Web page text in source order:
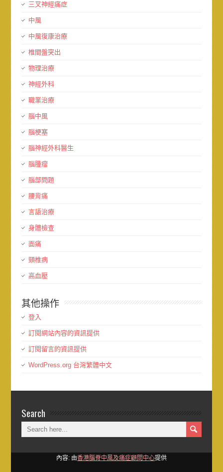
三叉神經痛症
中風
中風復康治療
椎間盤突出
物理治療
神經外科
職業治療
腦中風
腦梗塞
腦神經外科醫生
腦腫瘤
腦部問題
腰背痛
言語治療
身體檢查
面痛
頸椎病
高血壓
其他操作
登入
訂閱網站內容的資訊提供
訂閱留言的資訊提供
WordPress.org 台灣繁體中文
Search
內容: 由香港腦脊中風及痛症顧問中心提供